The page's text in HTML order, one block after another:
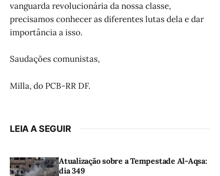
vanguarda revolucionária da nossa classe,
precisamos conhecer as diferentes lutas dela e dar
importância a isso.
Saudações comunistas,
Milla, do PCB-RR DF.
LEIA A SEGUIR
Atualização sobre a Tempestade Al-Aqsa:
dia 349